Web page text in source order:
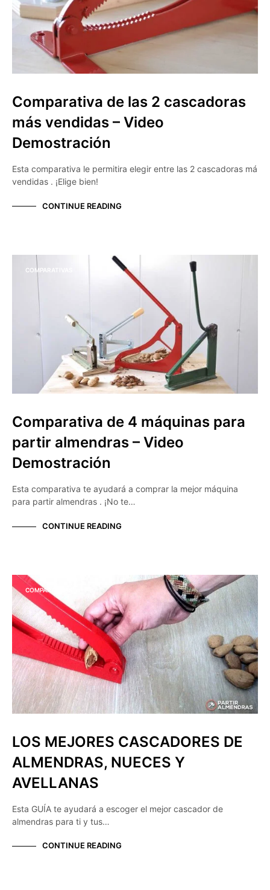
Comparativa de las 2 cascadoras
más vendidas – Video
Demostración
Esta comparativa le permitira elegir entre las 2 cascadoras má
vendidas . ¡Elige bien!
CONTINUE READING
COMPARATIVAS
Comparativa de 4 máquinas para
partir almendras – Video
Demostración
Esta comparativa te ayudará a comprar la mejor máquina
para partir almendras . ¡No te…
CONTINUE READING
COMPARATIVAS
LOS MEJORES CASCADORES DE
ALMENDRAS, NUECES Y
AVELLANAS
Esta GUÍA te ayudará a escoger el mejor cascador de
almendras para ti y tus…
CONTINUE READING